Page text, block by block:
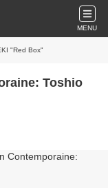
MENU
"Red Box"
Toshio